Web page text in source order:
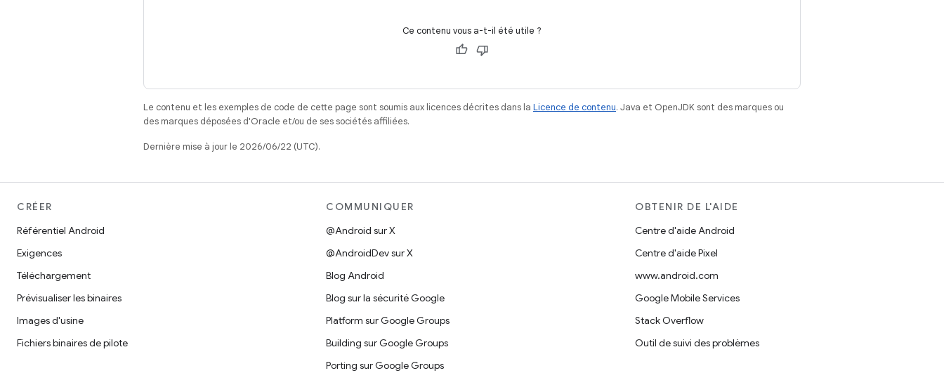
Ce contenu vous a-t-il été utile ?
Le contenu et les exemples de code de cette page sont soumis aux licences décrites dans la Licence de contenu. Java et OpenJDK sont des marques ou
des marques déposées d'Oracle et/ou de ses sociétés affiliées.
Dernière mise à jour le 2026/06/22 (UTC).
CRÉER
Référentiel Android
Exigences
Téléchargement
Prévisualiser les binaires
Images d'usine
Fichiers binaires de pilote
COMMUNIQUER
@Android sur X
@AndroidDev sur X
Blog Android
Blog sur la sécurité Google
Platform sur Google Groups
Building sur Google Groups
Porting sur Google Groups
OBTENIR DE L'AIDE
Centre d'aide Android
Centre d'aide Pixel
www.android.com
Google Mobile Services
Stack Overflow
Outil de suivi des problèmes